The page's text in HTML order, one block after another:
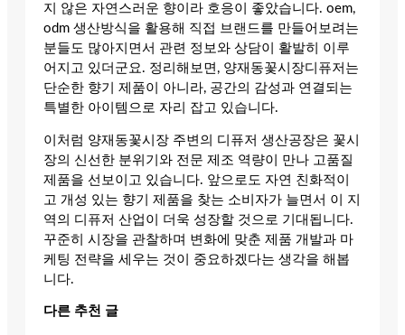
지 않은 자연스러운 향이라 호응이 좋았습니다. oem,
odm 생산방식을 활용해 직접 브랜드를 만들어보려는
분들도 많아지면서 관련 정보와 상담이 활발히 이루
어지고 있더군요. 정리해보면, 양재동꽃시장디퓨저는
단순한 향기 제품이 아니라, 공간의 감성과 연결되는
특별한 아이템으로 자리 잡고 있습니다.
이처럼 양재동꽃시장 주변의 디퓨저 생산공장은 꽃시
장의 신선한 분위기와 전문 제조 역량이 만나 고품질
제품을 선보이고 있습니다. 앞으로도 자연 친화적이
고 개성 있는 향기 제품을 찾는 소비자가 늘면서 이 지
역의 디퓨저 산업이 더욱 성장할 것으로 기대됩니다.
꾸준히 시장을 관찰하며 변화에 맞춘 제품 개발과 마
케팅 전략을 세우는 것이 중요하겠다는 생각을 해봅
니다.
다른 추천 글